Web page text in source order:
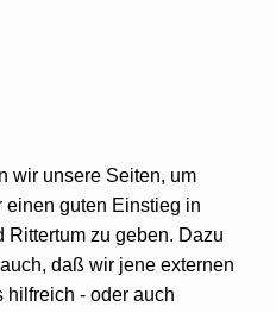
wir unsere Seiten, um
einen guten Einstieg in
Rittertum zu geben. Dazu
daß wir jene externen
hilfreich - oder auch